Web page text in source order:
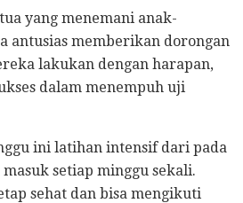
yang menemani anak-
antusias memberikan dorongan
lakukan dengan harapan,
dalam menempuh uji
ini latihan intensif dari pada
setiap minggu sekali.
sehat dan bisa mengikuti